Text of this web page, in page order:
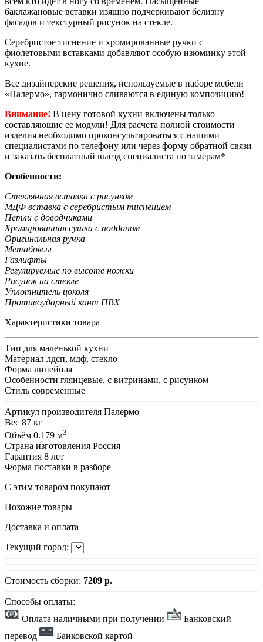
баклажановые вставки изящно подчеркивают белизну
фасадов и текстурный рисунок на стекле.
Серебристое тиснение и хромированные ручки с
фиолетовыми вставками добавляют особую изюминку этой
кухне.
Все дизайнерские решения, используемые в наборе мебели
«Палермо», гармонично сливаются в единую композицию!
Внимание! В цену готовой кухни включены только
составляющие ее модули! Для расчета полной стоимости
изделия необходимо проконсультироваться с нашими
специалистами по телефону или через форму обратной связи
и заказать бесплатный выезд специалиста по замерам*
Особенности:
Стеклянная вставка с рисунком
МДФ вставка с серебристым тиснением
Петли с доводчиками
Хромированная сушка с поддоном
Оригинальная ручка
Метабоксы
Газлифты
Регулируемые по высоте ножки
Рисунок на стекле
Уплотнитель цоколя
Противоударный кант ПВХ
Характеристики товара
Тип для маленькой кухни
Материал лдсп, мдф, стекло
Форма линейная
Особенности глянцевые, с витринами, с рисунком
Стиль современные
Артикул производителя Палермо
Вес 87 кг
Объём 0.179 м3
Страна изготовления Россия
Гарантия 8 лет
Форма поставки в разборе
С этим товаром покупают
Похожие товары
Доставка и оплата
Текущий город:
Стоимость сборки: 7209 р.
Способы оплаты:
Оплата наличными при получении
Банковский
перевод
Банковской картой